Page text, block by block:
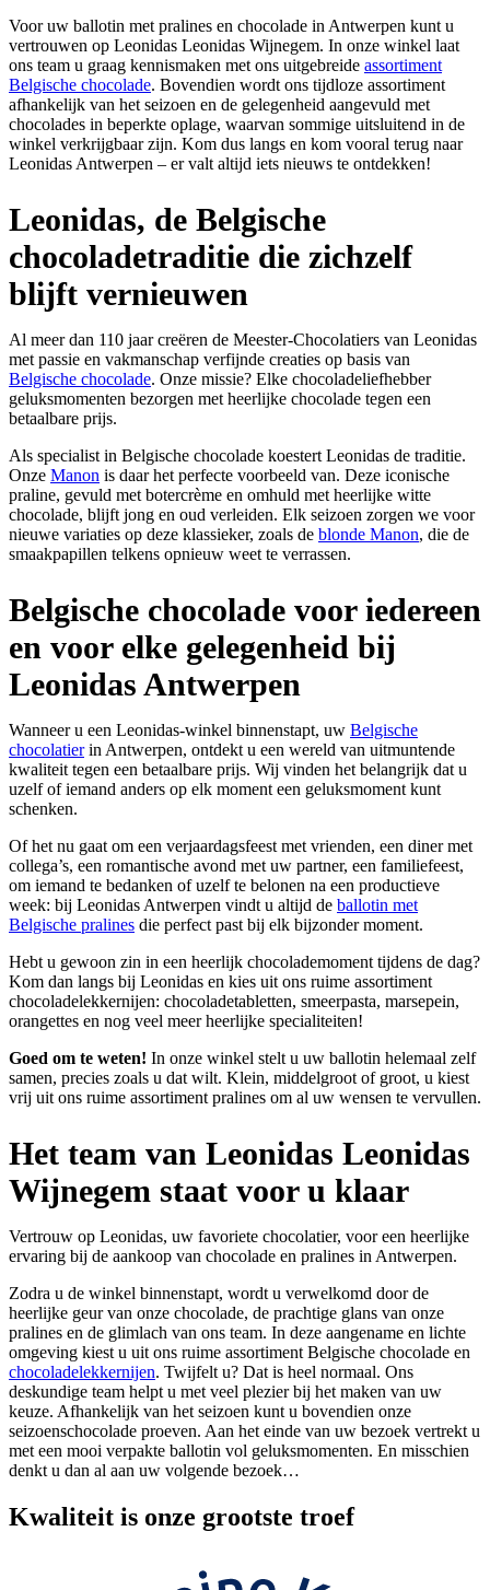
Voor uw ballotin met pralines en chocolade in Antwerpen kunt u
vertrouwen op Leonidas Leonidas Wijnegem. In onze winkel laat
ons team u graag kennismaken met ons uitgebreide assortiment
Belgische chocolade. Bovendien wordt ons tijdloze assortiment
afhankelijk van het seizoen en de gelegenheid aangevuld met
chocolades in beperkte oplage, waarvan sommige uitsluitend in de
winkel verkrijgbaar zijn. Kom dus langs en kom vooral terug naar
Leonidas Antwerpen – er valt altijd iets nieuws te ontdekken!
Leonidas, de Belgische
chocoladetraditie die zichzelf
blijft vernieuwen
Al meer dan 110 jaar creëren de Meester-Chocolatiers van Leonidas
met passie en vakmanschap verfijnde creaties op basis van
Belgische chocolade. Onze missie? Elke chocoladeliefhebber
geluksmomenten bezorgen met heerlijke chocolade tegen een
betaalbare prijs.
Als specialist in Belgische chocolade koestert Leonidas de traditie.
Onze Manon is daar het perfecte voorbeeld van. Deze iconische
praline, gevuld met botercrème en omhuld met heerlijke witte
chocolade, blijft jong en oud verleiden. Elk seizoen zorgen we voor
nieuwe variaties op deze klassieker, zoals de blonde Manon, die de
smaakpapillen telkens opnieuw weet te verrassen.
Belgische chocolade voor iedereen
en voor elke gelegenheid bij
Leonidas Antwerpen
Wanneer u een Leonidas-winkel binnenstapt, uw Belgische
chocolatierin Antwerpen, ontdekt u een wereld van uitmuntende
kwaliteit tegen een betaalbare prijs. Wij vinden het belangrijk dat u
uzelf of iemand anders op elk moment een geluksmoment kunt
schenken.
Of het nu gaat om een verjaardagsfeest met vrienden, een diner met
collega’s, een romantische avond met uw partner, een familiefeest,
om iemand te bedanken of uzelf te belonen na een productieve
week: bij Leonidas Antwerpen vindt u altijd de ballotin met
Belgische pralines die perfect past bij elk bijzonder moment.
Hebt u gewoon zin in een heerlijk chocolademoment tijdens de dag?
Kom dan langs bij Leonidas en kies uit ons ruime assortiment
chocoladelekkernijen: chocoladetabletten, smeerpasta, marsepein,
orangettes en nog veel meer heerlijke specialiteiten!
Goed om te weten! In onze winkel stelt u uw ballotin helemaal zelf
samen, precies zoals u dat wilt. Klein, middelgroot of groot, u kiest
vrij uit ons ruime assortiment pralines om al uw wensen te vervullen.
Het team van Leonidas Leonidas
Wijnegem staat voor u klaar
Vertrouw op Leonidas, uw favoriete chocolatier, voor een heerlijke
ervaring bij de aankoop van chocolade en pralines in Antwerpen.
Zodra u de winkel binnenstapt, wordt u verwelkomd door de
heerlijke geur van onze chocolade, de prachtige glans van onze
pralines en de glimlach van ons team. In deze aangename en lichte
omgeving kiest u uit ons ruime assortiment Belgische chocolade en
chocoladelekkernijen. Twijfelt u? Dat is heel normaal. Ons
deskundige team helpt u met veel plezier bij het maken van uw
keuze. Afhankelijk van het seizoen kunt u bovendien onze
seizoenschocolade proeven. Aan het einde van uw bezoek vertrekt u
met een mooi verpakte ballotin vol geluksmomenten. En misschien
denkt u dan al aan uw volgende bezoek…
Kwaliteit is onze grootste troef